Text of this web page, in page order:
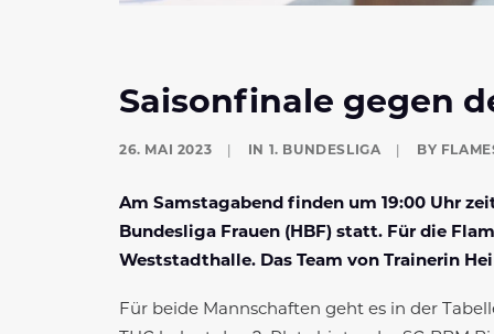
Saisonfinale gegen
26. MAI 2023 IN 1. BUNDESLIGA BY
Am Samstagabend finden um 19:00 Uhr
Bundesliga Frauen (HBF) statt. Für die
Weststadthalle. Das Team von Trainerin
Für beide Mannschaften geht es in der